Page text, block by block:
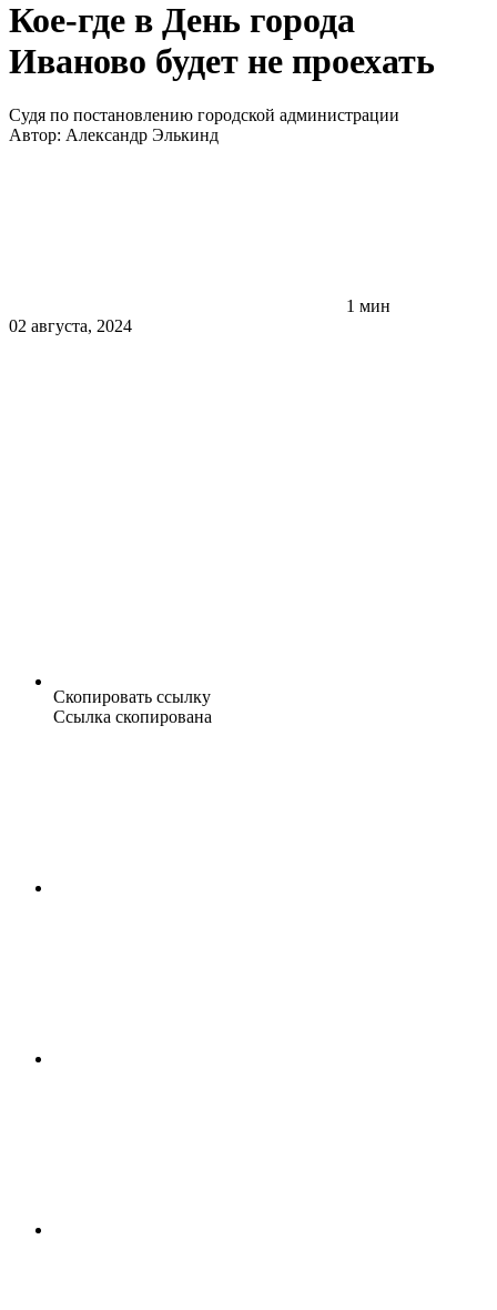
Кое-где в День города
Иваново будет не проехать
Судя по постановлению городской администрации
Автор: Александр Элькинд
1 мин
02 августа, 2024
Скопировать ссылку
Ссылка скопирована